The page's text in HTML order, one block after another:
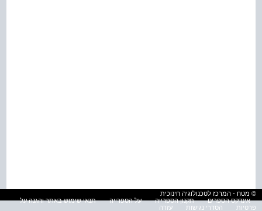
© מטח - המרכז לטכנולוגיה חינוכית
אינדקס הספרים
תקנון הספרייה על הספרייה
תנאי שימוש באתר והגנה על
פרטיות
הסדרי נגישות עזרה